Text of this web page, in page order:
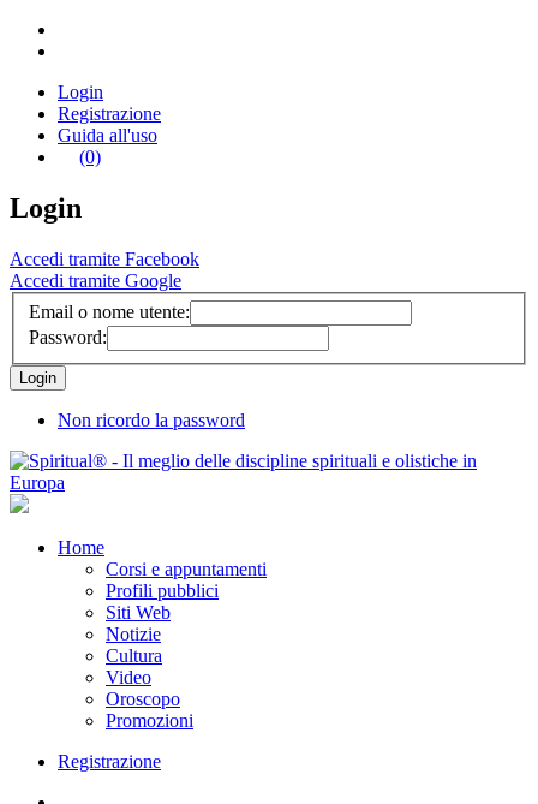
Login
Registrazione
Guida all'uso
(0)
Login
Accedi tramite Facebook
Accedi tramite Google
Email o nome utente:
Password:
Non ricordo la password
Home
Corsi e appuntamenti
Profili pubblici
Siti Web
Notizie
Cultura
Video
Oroscopo
Promozioni
Registrazione